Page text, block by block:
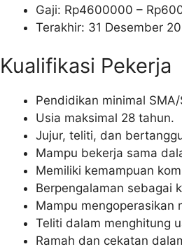
Gaji: Rp4600000 – Rp
Terakhir: 31 Desember
Kualifikasi Pekerja
Pendidikan minimal
Usia maksimal 28 tahun.
Jujur, teliti, dan
Mampu bekerja sama
Memiliki kemampuan
Berpengalaman sebagai
Mampu mengoperasikan
Teliti dalam menghitung
Ramah dan cekatan